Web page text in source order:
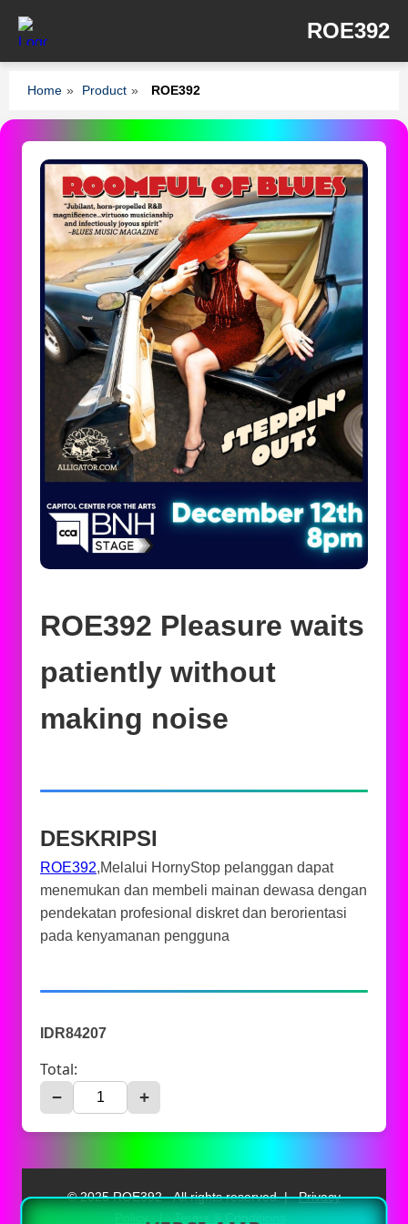
ROE392
Home » Product » ROE392
ROE392 Pleasure waits
patiently without
making noise
DESKRIPSI
ROE392,Melalui HornyStop pelanggan dapat
menemukan dan membeli mainan dewasa dengan
pendekatan profesional diskret dan berorientasi
pada kenyamanan pengguna
IDR84207
Total:
− +
© 2025 ROE392 - All rights reserved. | Privacy
Policy
Terms & Conditions